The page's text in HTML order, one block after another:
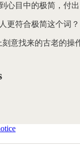
心目中的极简，付
更符合极简这个词？
意找来的古老的